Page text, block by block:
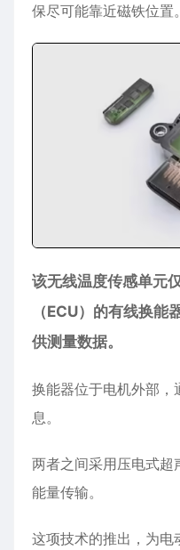
保尽可能靠近磁铁位置。
该无线温度传感单元
（ECU）的有线换
供测量数据。
换能器位于电机外部，
息。
两者之间采用压电式超
能量传输。
这项技术的推出，为电